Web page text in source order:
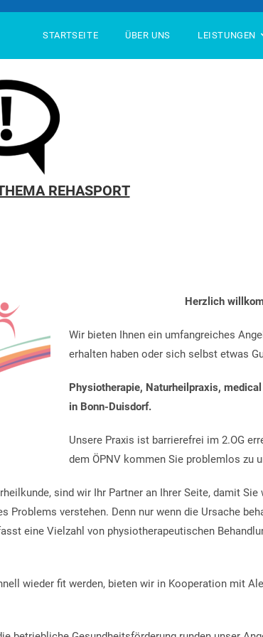
STARTSEITE ÜBER UNS LEISTUNGEN
REHASPORT
Herzlich
Wir bieten Ihnen ein umfangreiches
erhalten haben oder sich selbst etwas
Physiotherapie, Naturheilpraxis,
in Bonn-Duisdorf.
Unsere Praxis ist barrierefrei im 2.OG
dem ÖPNV kommen Sie problemlos zu
sind wir Ihr Partner an Ihrer Seite, damit
Problems verstehen. Denn nur wenn die Ursache
eine Vielzahl von physiotherapeutischen
wieder fit werden, bieten wir in Kooperation mit